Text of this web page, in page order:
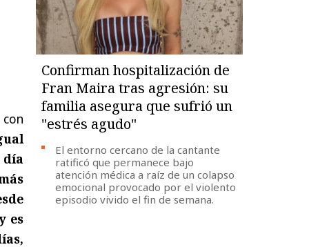
es
Confirman hospitalización de
Fran Maira tras agresión: su
familia asegura que sufrió un
"estrés agudo"
El entorno cercano de la cantante
ratificó que permanece bajo
atención médica a raíz de un colapso
emocional provocado por el violento
episodio vivido el fin de semana.